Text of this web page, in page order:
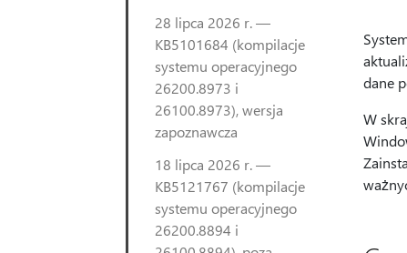
28 lipca 2026 r. —
KB5101684 (kompilacje
systemu operacyjnego
26200.8973 i
26100.8973), wersja
zapoznawcza
18 lipca 2026 r. —
KB5121767 (kompilacje
systemu operacyjnego
26200.8894 i
dane
W